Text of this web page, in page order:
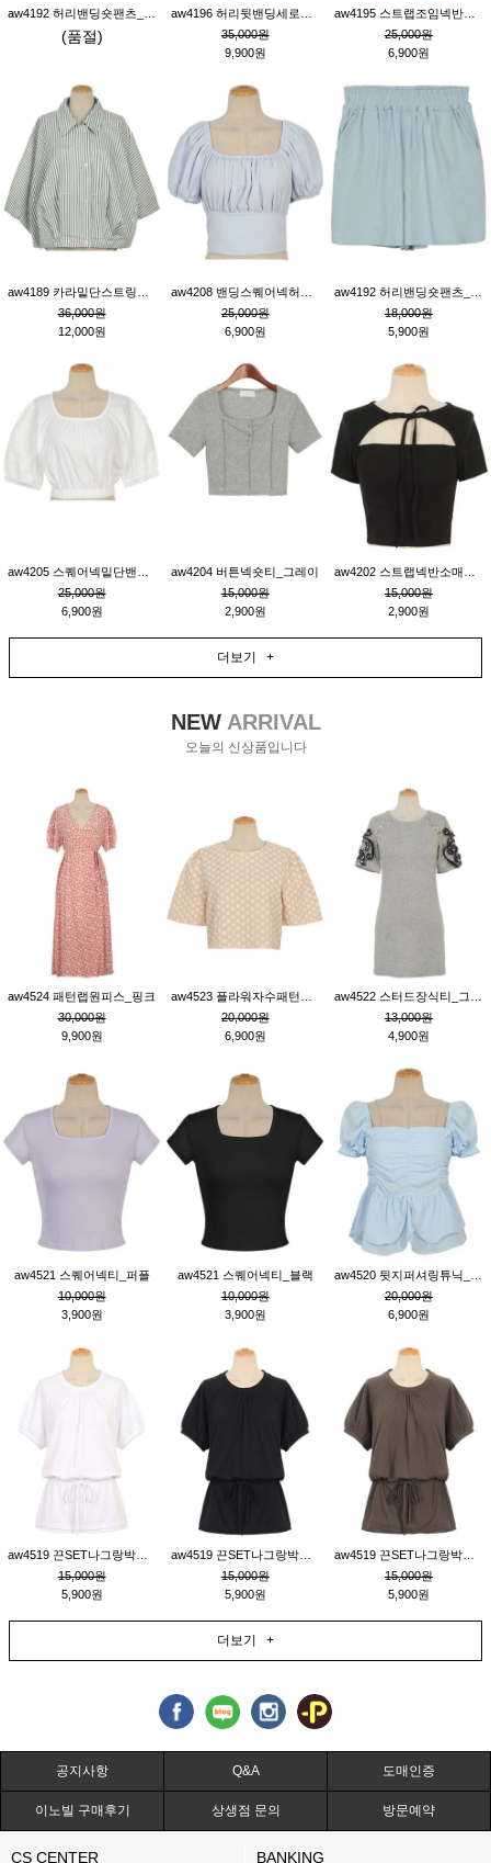
(품절)
35,000원
9,900원
25,000원
6,900원
36,000원
12,000원
25,000원
6,900원
18,000원
5,900원
25,000원
6,900원
aw4204 버튼넥숏티_그레이
15,000원
2,900원
15,000원
2,900원
더보기 +
NEWARRIVAL
오늘의 신상품입니다
aw4524 패턴랩원피스_핑크
30,000원
9,900원
20,000원
6,900원
13,000원
4,900원
aw4521 스퀘어넥티_퍼플
10,000원
3,900원
aw4521 스퀘어넥티_블랙
10,000원
3,900원
20,000원
6,900원
15,000원
5,900원
15,000원
5,900원
15,000원
5,900원
더보기 +
공지사항 Q&A 도매인증
이노빌 구매후기 상생점 문의 방문예약
CS CENTER BANKING